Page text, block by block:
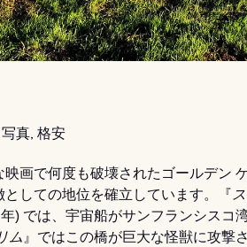
真, 格安
映画で何度も破壊されたゴールデン
としての地位を確立しています。『
) では、宇宙船がサンフランシスコ
ム』ではこの橋が巨大な怪獣に攻撃